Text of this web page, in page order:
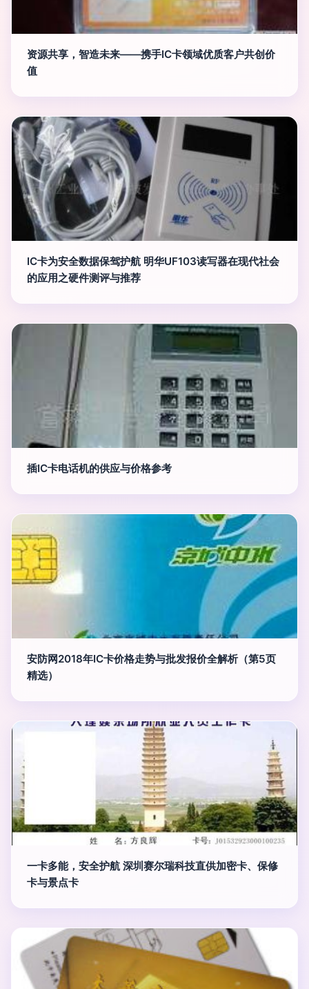
资源共享，智造未来——携手IC卡领域优质客户共创价
值
IC卡为安全数据保驾护航 明华UF103读写器在现代社会
的应用之硬件测评与推荐
插IC卡电话机的供应与价格参考
安防网2018年IC卡价格走势与批发报价全解析（第5页
精选）
一卡多能，安全护航 深圳赛尔瑞科技直供加密卡、保修
卡与景点卡